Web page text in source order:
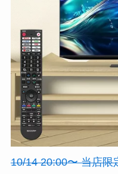
10/14 20:00〜 当店